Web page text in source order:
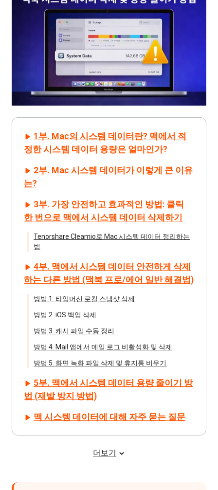
1부. Mac의 시스템 데이터란? 맥에서 적
정한 시스템 데이터 용량은 얼마인가?
2부. Mac 시스템 데이터가 이렇게 큰 이유
는?
3부. 가장 안전하고 효과적인 방법: 클릭
한 번으로 맥에서 시스템 데이터 삭제하기
Tenorshare Cleamio로 Mac 시스템 데이터 정리하는
법
4부. 맥에서 시스템 데이터 안전하게 삭제
하는 다른 방법 (맥북 프로/에어 일반 해결법)
방법 1. 타임머신 로컬 스냅샷 삭제
방법 2. iOS 백업 삭제
방법 3. 캐시 파일 수동 정리
방법 4. Mail 앱에서 메일 로그 비활성화 및 삭제
방법 5. 화면 녹화 파일 삭제 및 휴지통 비우기
5부. 맥에서 시스템 데이터 용량 줄이기 방
법 (재발 방지 방법)
맥 시스템 데이터에 대해 자주 묻는 질문
더보기